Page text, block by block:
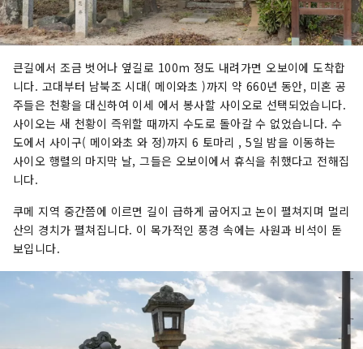
큰길에서 조금 벗어나 옆길로 100m 정도 내려가면 오보이에 도착합
니다. 고대부터 남북조 시대( 메이와초 )까지 약 660년 동안, 미혼 공
주들은 천황을 대신하여 이세 에서 봉사할 사이오로 선택되었습니다.
사이오는 새 천황이 즉위할 때까지 수도로 돌아갈 수 없었습니다. 수
도에서 사이구( 메이와초 와 정)까지 6 토마리 , 5일 밤을 이동하는
사이오 행렬의 마지막 날, 그들은 오보이에서 휴식을 취했다고 전해집
니다.
쿠메 지역 중간쯤에 이르면 길이 급하게 굽어지고 논이 펼쳐지며 멀리
산의 경치가 펼쳐집니다. 이 목가적인 풍경 속에는 사원과 비석이 돋
보입니다.